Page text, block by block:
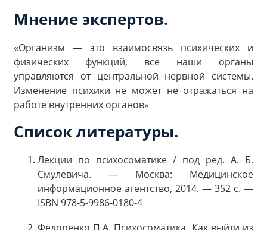
Мнение экспертов.
«Организм — это взаимосвязь психических и
физических функций, все наши органы
управляются от центральной нервной системы.
Изменение психики не может не отражаться на
работе внутренних органов»
Список литературы.
Лекции по психосоматике / под ред. А. Б.
Смулевича. — Москва: Медицинское
информационное агентство, 2014. — 352 с. —
ISBN 978-5-9986-0180-4
Федоренко П.А. Психосоматика. Как выйти из